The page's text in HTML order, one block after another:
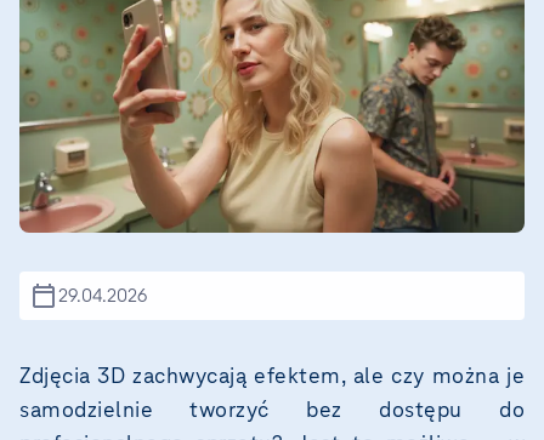
29.04.2026
Zdjęcia 3D zachwycają efektem, ale czy można je
samodzielnie tworzyć bez dostępu do